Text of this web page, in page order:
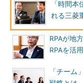
「時間
れる三菱
RPAが地
RPAを活
「チー